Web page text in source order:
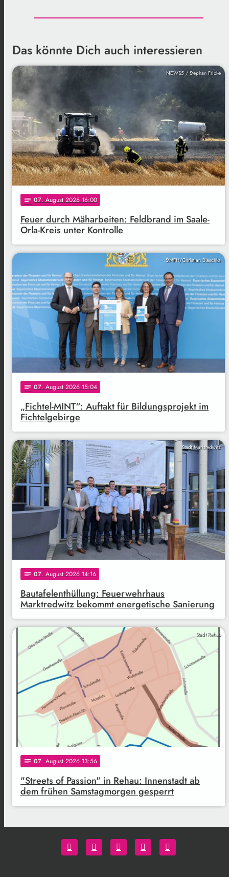
Das könnte Dich auch interessieren
NEWS5 / Stephan Fricke
notes 07. August 2026 16:00
Feuer durch Mäharbeiten: Feldbrand im Saale-
Orla-Kreis unter Kontrolle
StMFH/Christian Blaschka
notes 07. August 2026 15:04
„Fichtel-MINT“: Auftakt für Bildungsprojekt im
Fichtelgebirge
Stadt Marktredwitz
notes 07. August 2026 14:16
Bautafelenthüllung: Feuerwehrhaus
Marktredwitz bekommt energetische Sanierung
Stadt Rehau
notes 07. August 2026 13:56
"Streets of Passion" in Rehau: Innenstadt ab
dem frühen Samstagmorgen gesperrt